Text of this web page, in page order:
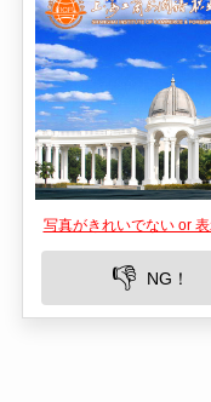
写真がきれいでない or
👎 NG！
上海工商外国語職
る魅力的な教育機
れていることで